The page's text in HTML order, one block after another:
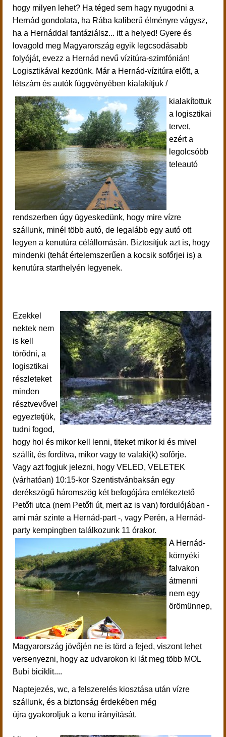
hogy milyen lehet? Ha téged sem hagy nyugodni a
Hernád gondolata, ha Rába kaliberű élményre vágysz,
ha a Hernáddal fantáziálsz... itt a helyed! Gyere és
lovagold meg Magyarország egyik legcsodásabb
folyóját, evezz a Hernád nevű vízitúra-szimfónián!
Logisztikával kezdünk. Már a Hernád-vízitúra előtt, a
létszám és autók függvényében kialakítjuk /
kialakítottuk
a logisztikai
tervet,
ezért a
legolcsóbb
teleautó
rendszerben úgy ügyeskedünk, hogy mire vízre
szállunk, minél több autó, de legalább egy autó ott
legyen a kenutúra célállomásán. Biztosítjuk azt is, hogy
mindenki (tehát értelemszerűen a kocsik sofőrjei is) a
kenutúra starthelyén legyenek.
Ezekkel
nektek nem
is kell
törődni, a
logisztikai
részleteket
minden
résztvevővel
egyeztetjük,
tudni fogod,
hogy hol és mikor kell lenni, titeket mikor ki és mivel
szállít, és fordítva, mikor vagy te valaki(k) sofőrje.
Vagy azt fogjuk jelezni, hogy VELED, VELETEK
(várhatóan) 10:15-kor Szentistvánbaksán egy
derékszögű háromszög két befogójára emlékeztető
Petőfi utca (nem Petőfi út, mert az is van) fordulójában -
ami már szinte a Hernád-part -, vagy Perén, a Hernád-
party kempingben találkozunk 11 órakor.
A Hernád-
környéki
falvakon
átmenni
nem egy
örömünnep,
Magyarország jövőjén ne is törd a fejed, viszont lehet
versenyezni, hogy az udvarokon ki lát meg több MOL
Bubi biciklit....
Naptejezés, wc, a felszerelés kiosztása után vízre
szállunk, és a biztonság érdekében még
újra gyakoroljuk a kenu irányítását.